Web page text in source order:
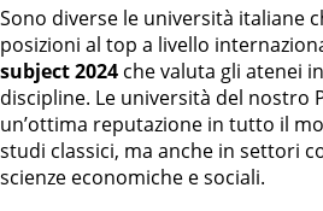
Sono diverse le università italiane
posizioni al top a livello
subject 2024 che valuta gli atenei
discipline. Le università del nostro
un’ottima reputazione in tutto il
studi classici, ma anche in settori
scienze economiche e sociali.